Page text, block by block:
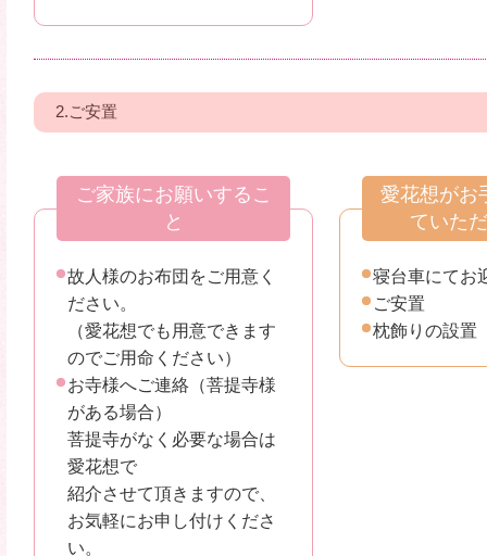
2.ご安置
ご家族にお願いするこ
と
故人様のお布団をご用意く
ださい。
（愛花想でも用意できます
のでご用命ください）
お寺様へご連絡（菩提寺様
がある場合）
菩提寺がなく必要な場合は
愛花想で
紹介させて頂きますので、
お気軽にお申し付けくださ
い。
愛花想がお
ていた
寝台車にてお
ご安置
枕飾りの設置